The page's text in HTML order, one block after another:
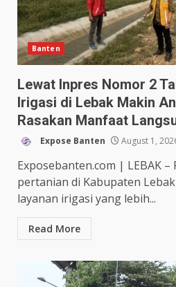
Banten
Lewat Inpres Nomor 2
Irigasi di Lebak Makin
Rasakan Manfaat
Expose Banten August 1,
Exposebanten.com | LEBAK
pertanian di Kabupaten
layanan irigasi yang lebih...
Read More